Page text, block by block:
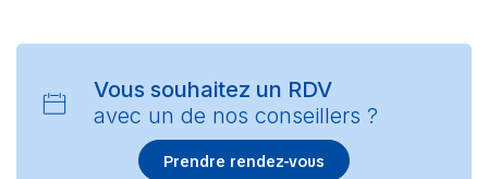
Vous souhaitez un RDV
avec un de nos conseillers ?
Prendre rendez-vous